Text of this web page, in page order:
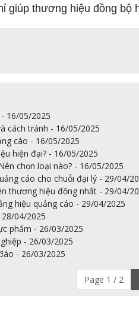
giúp thương hiệu đồng
16/05/2025
cách tránh - 16/05/2025
cáo - 16/05/2025
hiện đại? - 16/05/2025
chọn loại nào? - 16/05/2025
cáo cho chuỗi đại lý - 29/04/
thương hiệu đồng nhất - 29/04/
hiệu quảng cáo - 29/04/2025
04/2025
phẩm - 26/03/2025
- 26/03/2025
- 26/03/2025
Page 1 / 2